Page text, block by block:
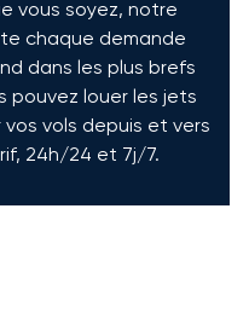
vous soyez, notre
chaque demande
dans les plus brefs
pouvez louer les jets
vols depuis et vers
24h/24 et 7j/7.